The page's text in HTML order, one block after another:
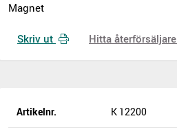
Magnet
Skriv ut Hitta återförsäljare
Artikelnr. K 12200